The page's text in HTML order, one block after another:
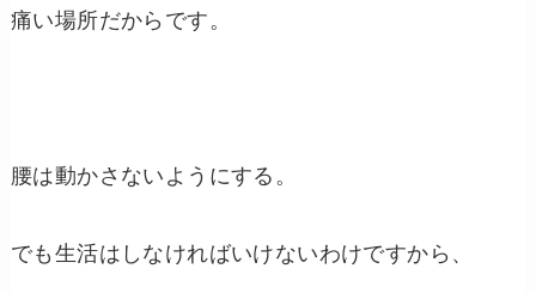
痛い場所だからです。
腰は動かさないようにする。
でも生活はしなければいけないわけですから、